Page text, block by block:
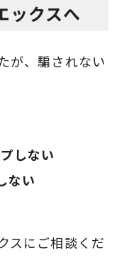
ックスへ
が、騙されない
しない
ない
スにご相談くだ